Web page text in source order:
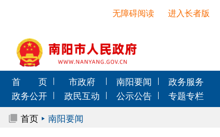
进入长者版
无障碍阅读
首 页 市政府 南阳要闻
政务服务
政务公开
政民互动 公示公告
专题专栏
首页
南阳要闻